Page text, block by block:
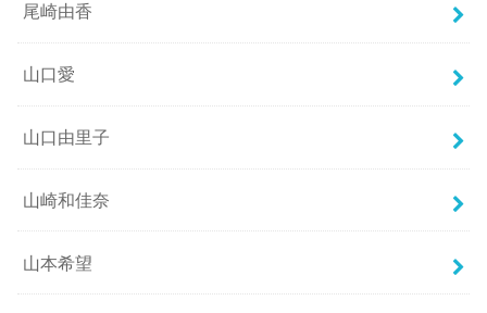
尾崎由香
山口愛
山口由里子
山崎和佳奈
山本希望